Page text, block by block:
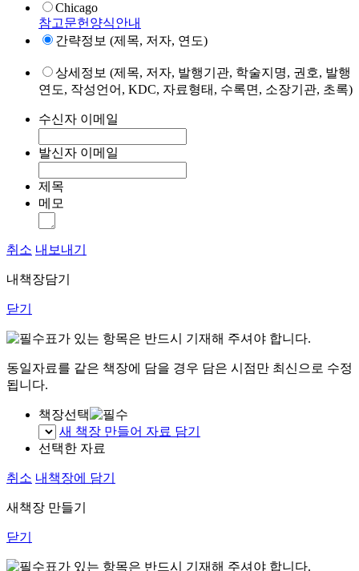
Chicago
참고문헌양식안내
간략정보 (제목, 저자, 연도)
상세정보 (제목, 저자, 발행기관, 학술지명, 권호, 발행
연도, 작성언어, KDC, 자료형태, 수록면, 소장기관, 초록)
수신자 이메일
발신자 이메일
제목
메모
취소 내보내기
내책장담기
닫기
표가 있는 항목은 반드시 기재해 주셔야 합니다.
동일자료를 같은 책장에 담을 경우 담은 시점만 최신으로 수정
됩니다.
책장선택
새 책장 만들어 자료 담기
선택한 자료
취소 내책장에 담기
새책장 만들기
닫기
표가 있는 항목은 반드시 기재해 주셔야 합니다.